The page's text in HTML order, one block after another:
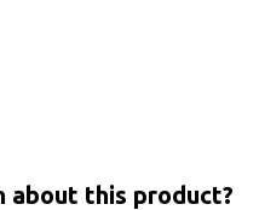
about this product?